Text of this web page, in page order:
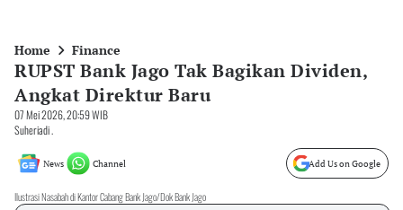
Home Finance
RUPST Bank Jago Tak Bagikan Dividen,
Angkat Direktur Baru
07 Mei 2026, 20:59 WIB
Suheriadi .
News Channel Add Us on Google
Ilustrasi Nasabah di Kantor Cabang Bank Jago/Dok Bank Jago